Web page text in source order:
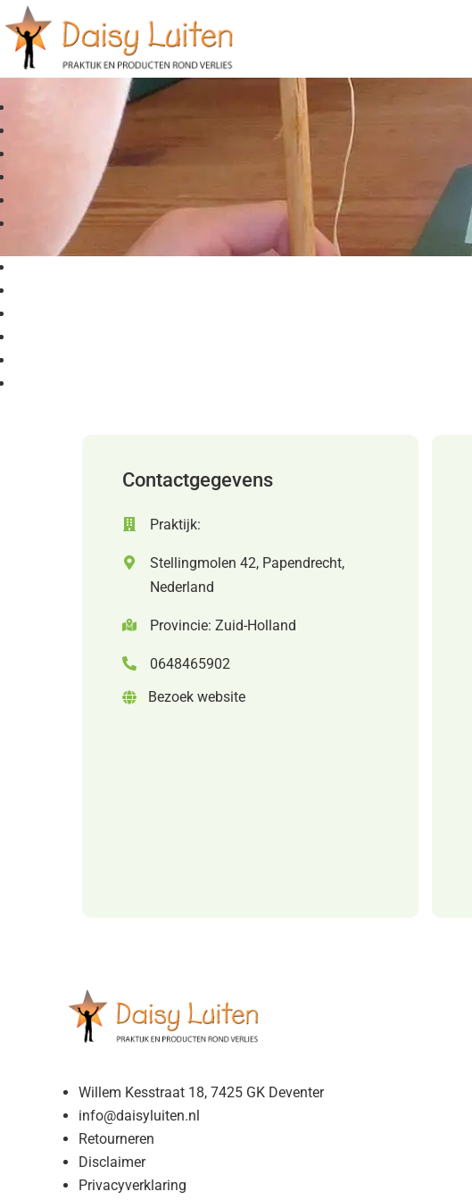
Contactgegevens
Praktijk:
Stellingmolen 42, Papendrecht,
Nederland
Provincie: Zuid-Holland
0648465902
Bezoek website
Willem Kesstraat 18, 7425 GK Deventer
info@daisyluiten.nl
Retourneren
Disclaimer
Privacyverklaring